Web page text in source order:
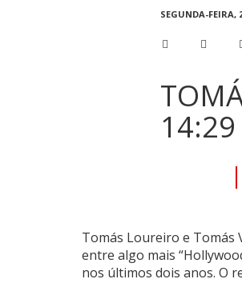
SEGUNDA-FEIRA,
14:29
Tomás Loureiro e Tomás
entre algo mais
nos últimos dois anos. O